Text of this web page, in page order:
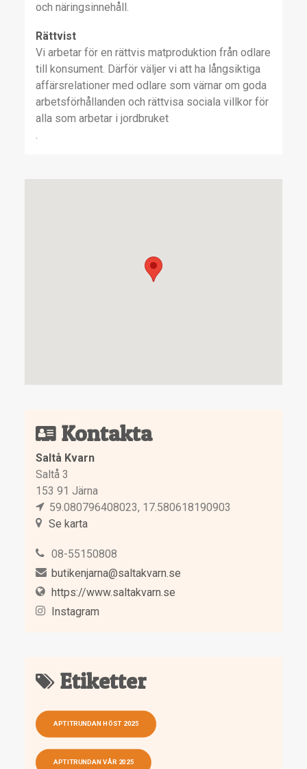
och näringsinnehåll.
Rättvist
Vi arbetar för en rättvis matproduktion från odlare
till konsument. Därför väljer vi att ha långsiktiga
affärsrelationer med odlare som värnar om goda
arbetsförhållanden och rättvisa sociala villkor för
alla som arbetar i jordbruket
.
Kontakta
Saltå Kvarn
Saltå 3
153 91 Järna
59.080796408023, 17.580618190903
Se karta
08-55150808
butikenjarna@saltakvarn.se
https://www.saltakvarn.se
Instagram
Etiketter
APTITRUNDAN HÖST 2025
APTITRUNDAN VÅR 2025